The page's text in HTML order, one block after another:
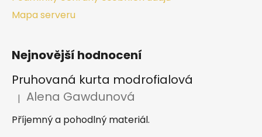
Mapa serveru
Nejnovější hodnocení
Pruhovaná kurta modrofialová
Hodnocení produktu je 5 z 5 hvězdiček.
| Alena Gawdunová
Příjemný a pohodlný materiál.